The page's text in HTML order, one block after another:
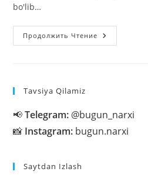
bo'lib…
Продолжить Чтение Gilan
Foydalanish
Tavsiya Qilamiz
📢Telegram: @bugun_narxi
📸 Instagram: bugun.narxi
Saytdan Izlash